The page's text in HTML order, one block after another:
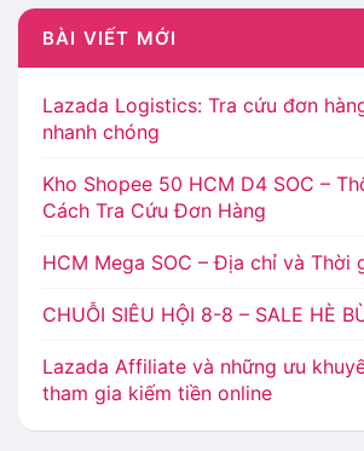
BÀI VIẾT MỚI
Lazada Logistics: Tra cứu đơn
nhanh chóng
Kho Shopee 50 HCM D4 SOC –
Cách Tra Cứu Đơn Hàng
HCM Mega SOC – Địa chỉ và Thời
CHUỖI SIÊU HỘI 8-8 – SALE HÈ
Lazada Affiliate và những ưu
tham gia kiếm tiền online